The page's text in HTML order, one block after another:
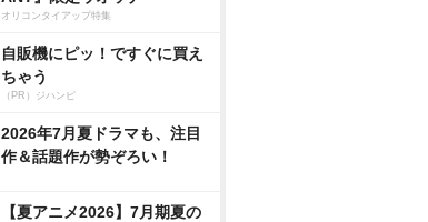
オリコンタイアップ特集
自販機にピッ！ですぐに買え
ちゃう
（PR）ジハンピ
2026年7月夏ドラマも、注目
作＆話題作が勢ぞろい！
【夏アニメ2026】7月期夏の